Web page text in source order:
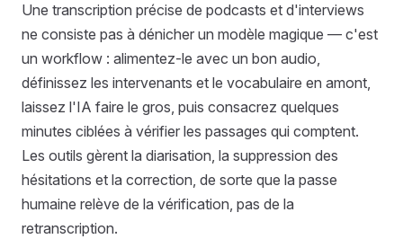
Une transcription précise de podcasts et d'interviews
ne consiste pas à dénicher un modèle magique — c'est
un workflow : alimentez-le avec un bon audio,
définissez les intervenants et le vocabulaire en amont,
laissez l'IA faire le gros, puis consacrez quelques
minutes ciblées à vérifier les passages qui comptent.
Les outils gèrent la diarisation, la suppression des
hésitations et la correction, de sorte que la passe
humaine relève de la vérification, pas de la
retranscription.